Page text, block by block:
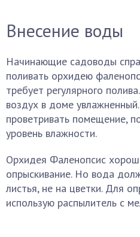
Внесение воды
Начинающие садоводы
поливать орхидею
требует регулярного
воздух в доме
проветривать помещение,
уровень влажности.
Орхидея Фаленопсис
опрыскивание. Но вода
листья, не на цветки. Для
использую распылитель с